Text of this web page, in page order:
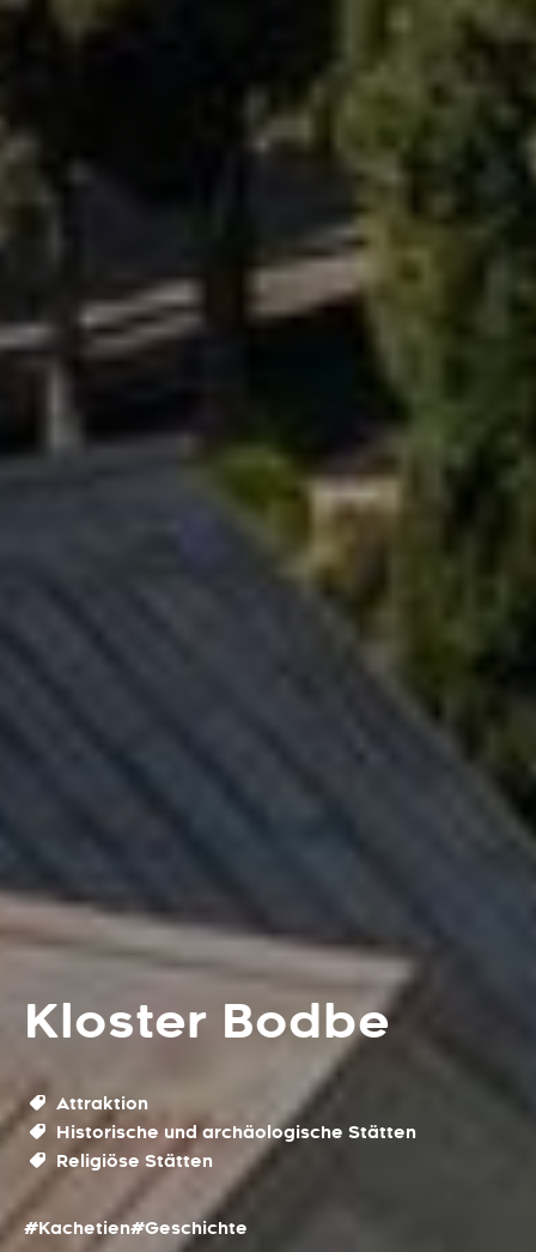
Kloster Bodbe
Attraktion
Historische und archäologische Stätten
Religiöse Stätten
#Kachetien#Geschichte